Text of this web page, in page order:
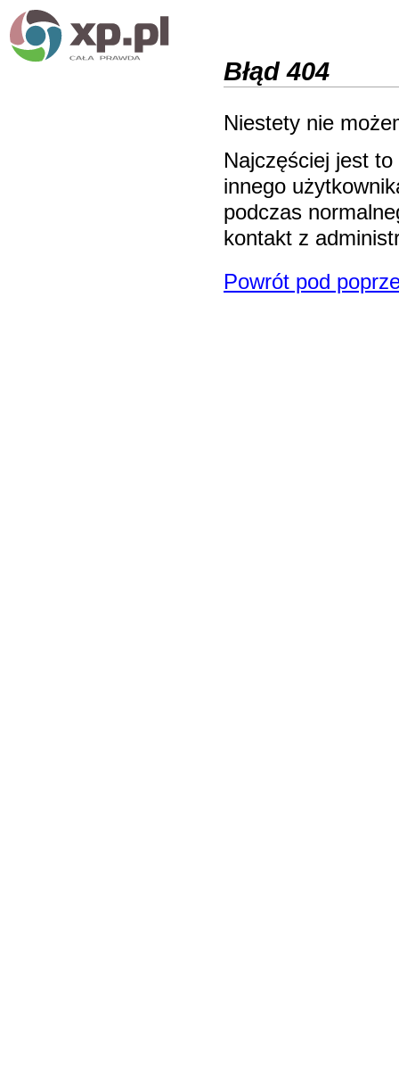
Błąd 404
Niestety nie
Najczęściej jest
innego
podczas
kontakt z
Powrót pod